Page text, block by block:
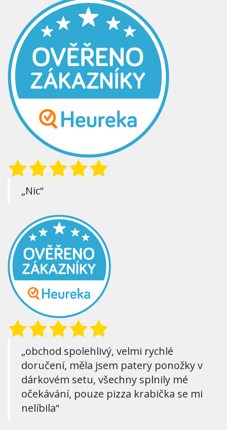
„Nic“
„obchod spolehlivý, velmi rychlé
doručení, měla jsem patery ponožky v
dárkovém setu, všechny splnily mé
očekávání, pouze pizza krabička se mi
nelíbila“